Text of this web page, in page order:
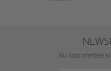
Nu rata ofertele